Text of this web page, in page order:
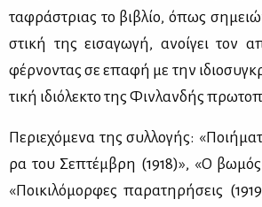
τα­φρά­στριας το βι­βλίο, όπως
στι­κή της ει­σα­γω­γή, ανοί­γει τον
φέρ­νο­ντας σε επα­φή με την
τι­κή ιδιό­λε­κτο της Φιν­λαν­δής
Πε­ριε­χό­με­να της συλ­λο­γής:
ρα του Σε­πτέμ­βρη (1918)», «Ο βω­μός
«Ποι­κι­λό­μορ­φες πα­ρα­τη­ρή­σεις